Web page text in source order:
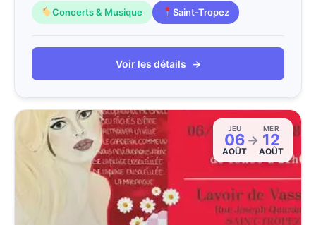
Concerts & Musique Saint-Tropez
Voir les détails →
JEU
06
AOÛT
→
MER
12
AOÛT